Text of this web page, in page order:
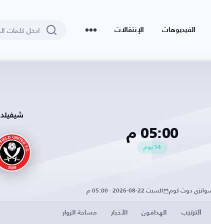
الفيديوهات الإنتقالات
05:00 م
14 يوم
شيفيلد
دوت كوم السبت 22-08-2026 · 05:00 م
الترتيب الهدافون الأخبار مساحة الزوار